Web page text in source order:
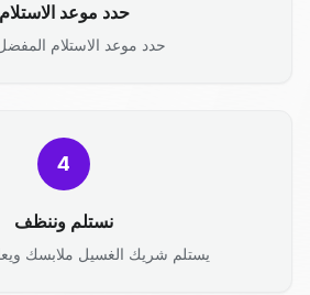
حدد موعد الاستلام
حدد موعد الاستلام
4
نستلم وننظف
يستلم شريك الغسيل ملابسك